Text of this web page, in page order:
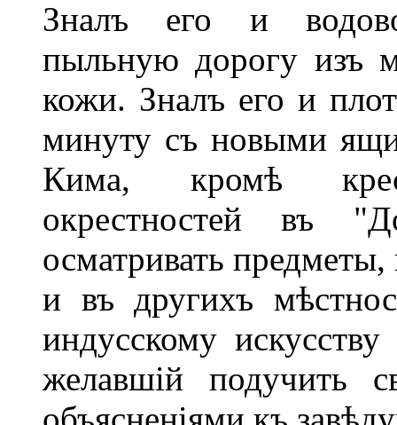
Зналъ его и
пыльную дорогу изъ
кожи. Зналъ его и
минуту съ новыми
Кима, кромѣ
окрестностей въ
осматривать
и въ другихъ
индусскому
желавшій подучить